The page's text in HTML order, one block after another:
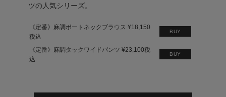
ツの人気シリーズ。
《定番》麻調ボートネックブラウス ¥18,150
税込
BUY
《定番》麻調タックワイドパンツ ¥23,100税
込
BUY